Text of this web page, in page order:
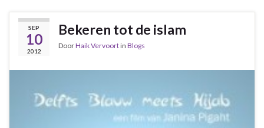
SEP
10
2012
Bekeren tot de islam
DoorHaik Vervoortin Blogs